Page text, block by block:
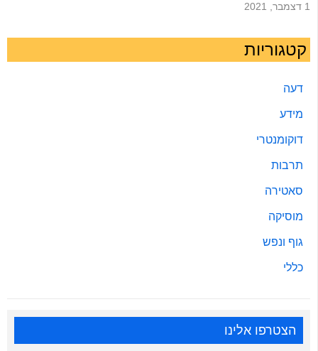
1 דצמבר, 2021
קטגוריות
דעה
מידע
דוקומנטרי
תרבות
סאטירה
מוסיקה
גוף ונפש
כללי
הצטרפו אלינו